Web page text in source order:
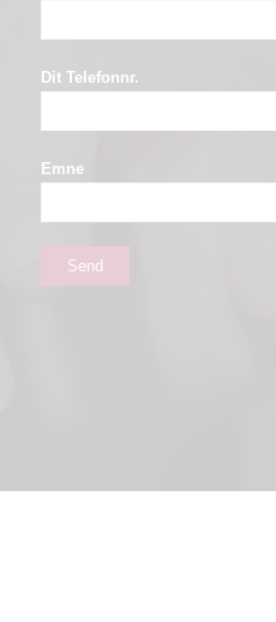
Dit Telefonnr.
Emne